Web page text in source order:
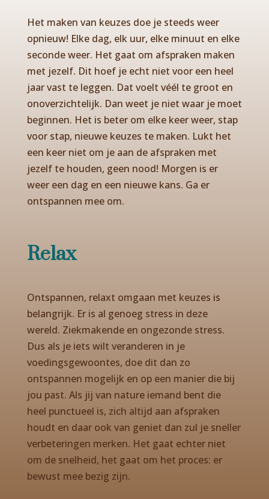
Het maken van keuzes doe je steeds weer
opnieuw! Elke dag, elk uur, elke minuut en elke
seconde weer. Het gaat om afspraken maken
met jezelf. Dit hoef je echt niet voor een heel
jaar vast te leggen. Dat voelt véél te groot en
onoverzichtelijk. Dan weet je niet waar je moet
beginnen. Het is beter om elke keer weer, stap
voor stap, nieuwe keuzes te maken. Lukt het
een keer niet om je aan de afspraken met
jezelf te houden, geen nood! Morgen is er
weer een dag en een nieuwe kans. Ga er
ontspannen mee om.
Relax
Ontspannen, relaxt omgaan met keuzes is
belangrijk. Er is al genoeg stress in deze
wereld. Ziekmakende en ongezonde stress.
Dus als je iets wilt veranderen in je
voedingsgewoontes, doe dit dan zo
ontspannen mogelijk en op een manier die bij
jou past. Als jij van nature iemand bent die
heel punctueel is, zich altijd aan afspraken
houdt en daar ook van geniet dan zul je sneller
verbeteringen merken. Het gaat echter niet
om de snelheid, het gaat om het proces: er
bewust mee bezig zijn.